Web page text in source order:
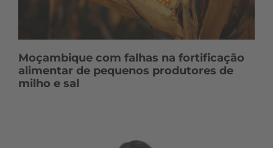
Moçambique com falhas na fortificação
alimentar de pequenos produtores de
milho e sal